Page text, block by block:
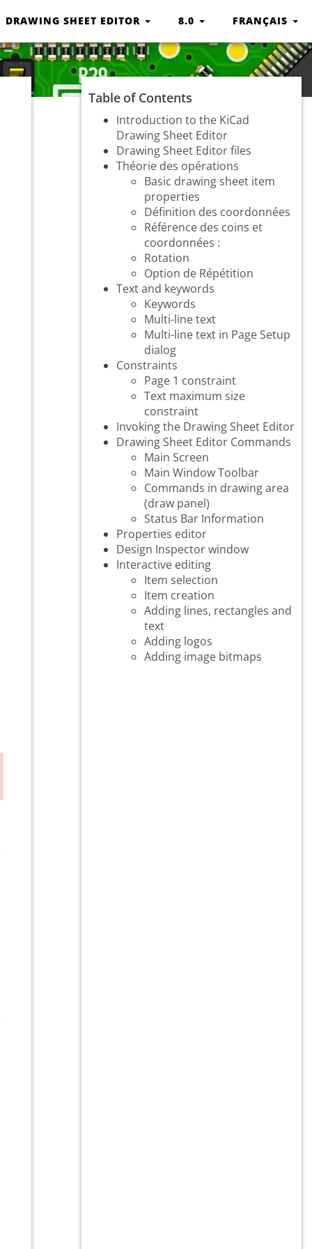
DRAWING SHEET EDITOR 8.0 FRANÇAIS
Table of Contents
Introduction to the KiCad
Drawing Sheet Editor
Drawing Sheet Editor files
Théorie des opérations
Basic drawing sheet item
properties
Définition des coordonnées
Référence des coins et
coordonnées :
Rotation
Option de Répétition
Text and keywords
Keywords
Multi-line text
Multi-line text in Page Setup
dialog
Constraints
Page 1 constraint
Text maximum size
constraint
Invoking the Drawing Sheet Editor
Drawing Sheet Editor Commands
Main Screen
Main Window Toolbar
Commands in drawing area
(draw panel)
Status Bar Information
Properties editor
Design Inspector window
Interactive editing
Item selection
Item creation
Adding lines, rectangles and
text
Adding logos
Adding image bitmaps